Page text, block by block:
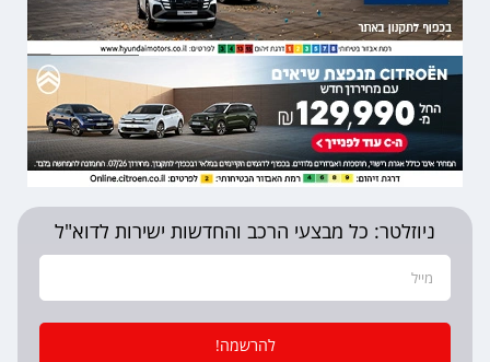
ניוזלטר: כל מבצעי הרכב והחדשות ישירות לדוא"ל
להרשמה!